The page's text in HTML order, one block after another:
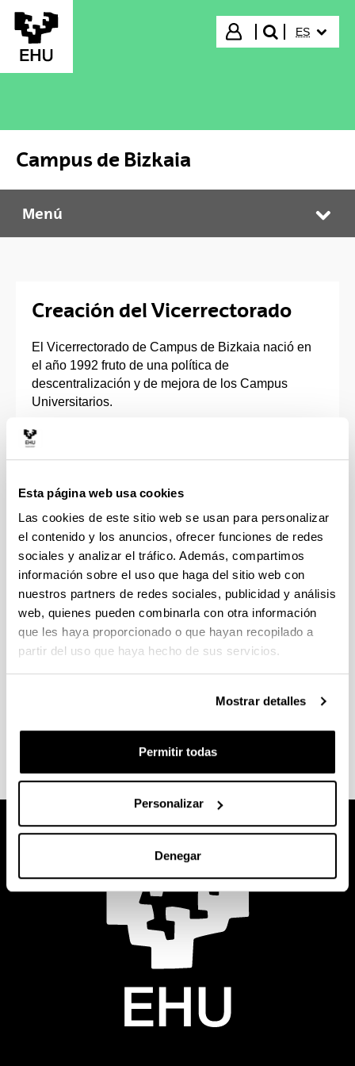
Esta página web usa cookies
Las cookies de este sitio web se usan para personalizar
el contenido y los anuncios, ofrecer funciones de redes
sociales y analizar el tráfico. Además, compartimos
información sobre el uso que haga del sitio web con
nuestros partners de redes sociales, publicidad y análisis
web, quienes pueden combinarla con otra información
que les haya proporcionado o que hayan recopilado a
partir del uso que haya hecho de sus servicios.
Mostrar detalles
Permitir todas
Personalizar
Denegar
Saltar al contenido principal
Iniciar sesión
buscar"
ES
Campus de Bizkaia
Campus de Bizkaia
Menú
Creación del Vicerrectorado
El Vicerrectorado de Campus de Bizkaia nació en
el año 1992 fruto de una política de
descentralización y de mejora de los Campus
Universitarios.
El modelo estatutario en vigor en aquel momento
definía a la UPV/EHU como una Universidad
sus actividades en el principio de unidad,
organizándose de forma territorialmente
descentralizada y funcionalmente desconcentrada
(art. 2 de los Estatutos).
Así, principio básico que impulsó su creación
(aprobada por Junta de Gobierno el 2 de diciembre
de 1992) consistió en la "ejecución descentralizada
de todo lo que sea posible, para acercar la gestión
al usuario. En consecuencia, otorgamiento al
Campus y a los Centros de ejecución en materias
de convocatoria general y en la que deba
ejecución del gasto".